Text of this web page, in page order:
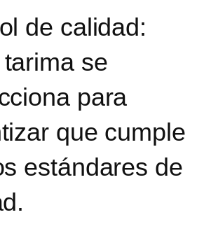
de calidad:
se
para
que cumple
estándares de